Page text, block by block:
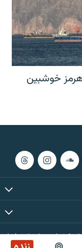
خوشبین
کپی‌رایت، برای رادیو فردا